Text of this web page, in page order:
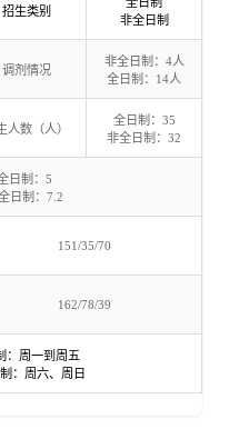
招生类别
非全日制
调剂情况
非全日制：4人
全日制：14人
人数（人）
全日制：35
非全日制：32
日制：5
日制：7.2
151/35/70
162/78/39
：周一到周五
：周六、周日